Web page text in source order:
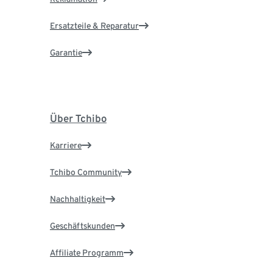
Ersatzteile & Reparatur
Garantie
Über Tchibo
Karriere
Tchibo Community
Nachhaltigkeit
Geschäftskunden
Affiliate Programm